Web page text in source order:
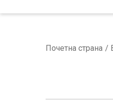
Почетна страна